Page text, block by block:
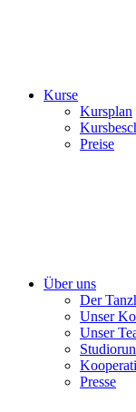
Kurse
Kursplan
Preise
Über uns
Der
Unser
Unser
Presse